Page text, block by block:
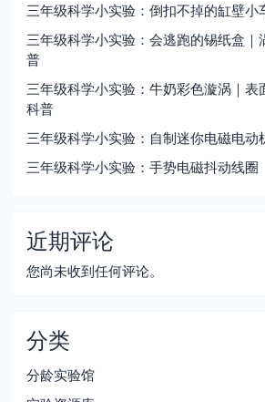
三年级科学小实验：倒扣不掉的缸壁小
三年级科学小实验：会逃跑的锡纸盒｜
普
三年级科学小实验：牛奶彩色漩涡｜表
科普
三年级科学小实验：自制迷你电磁电动
三年级科学小实验：手势电磁抖动线圈
近期评论
您尚未收到任何评论。
分类
分龄实验馆